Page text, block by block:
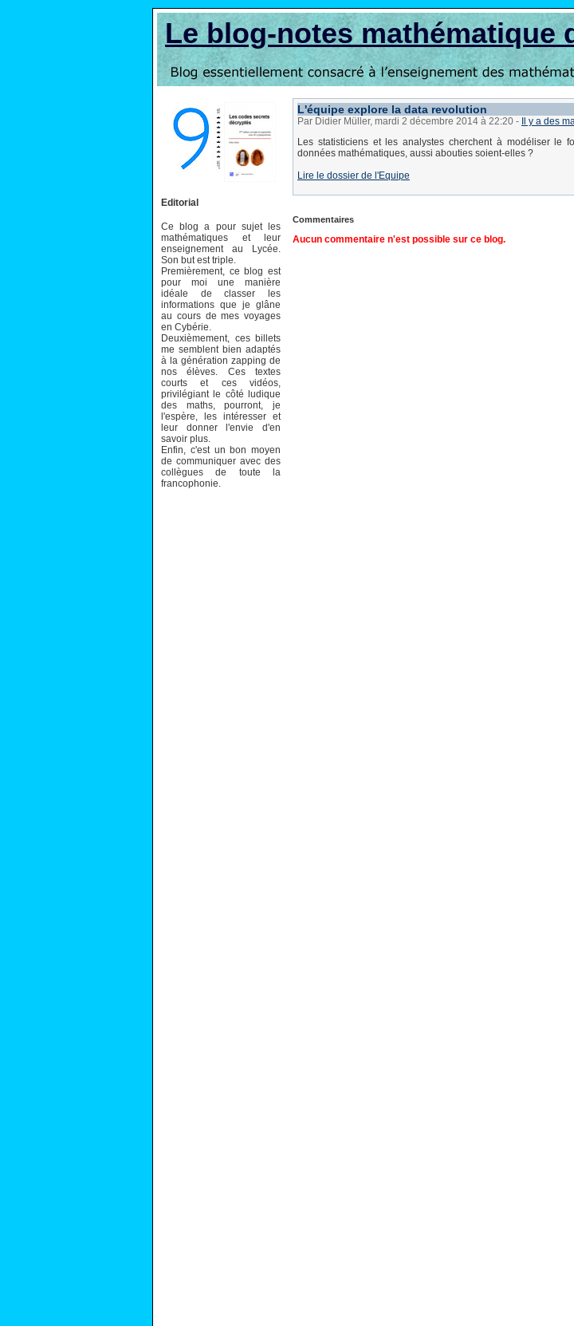
Le blog-notes mathématique
Editorial
Ce blog a pour sujet les
mathématiques et leur
enseignement au Lycée.
Son but est triple.
Premièrement, ce blog est
pour moi une manière
idéale de classer les
informations que je glâne
au cours de mes voyages
en Cybérie.
Deuxièmement, ces billets
me semblent bien adaptés
à la génération zapping de
nos élèves. Ces textes
courts et ces vidéos,
privilégiant le côté ludique
des maths, pourront, je
l'espère, les intéresser et
leur donner l'envie d'en
savoir plus.
Enfin, c'est un bon moyen
de communiquer avec des
collègues de toute la
francophonie.
L'équipe explore la data revolution
Par Didier Müller, mardi 2 décembre 2014 à 22:20 - Il y a des
Les statisticiens et les analystes cherchent à modéliser le
données mathématiques, aussi abouties soient-elles ?
Lire le dossier de l'Equipe
Commentaires
Aucun commentaire n'est possible sur ce blog.